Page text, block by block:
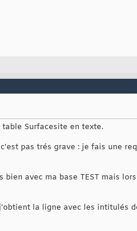
Surfacesite en texte.
pas trés grave : je fais une
bien avec ma base TEST mais
la ligne avec les intitulés